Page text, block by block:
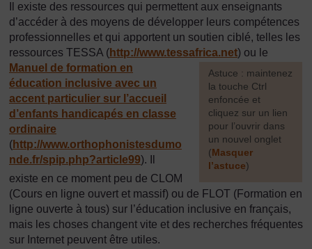
Il existe des ressources qui permettent aux enseignants
d’accéder à des moyens de développer leurs compétences
professionnelles et qui apportent un soutien ciblé, telles les
ressources TESSA (http://www.tessafrica.net
[Astuce : maintenez
la touche Ctrl
enfoncée et
cliquez sur un lien
pour l’ouvrir dans
un nouvel onglet
(Masquer
l’astuce)
) ou le
Manuel de formation en
éducation inclusive avec un
accent particulier sur l’accueil
d’enfants handicapés en classe
ordinaire
(http://www.orthophonistesdumo
nde.fr/spip.php?article99). Il
existe en ce moment peu de CLOM
(Cours en ligne ouvert et massif) ou de FLOT (Formation en
ligne ouverte à tous) sur l’éducation inclusive en français,
mais les choses changent vite et des recherches fréquentes
sur Internet peuvent être utiles.